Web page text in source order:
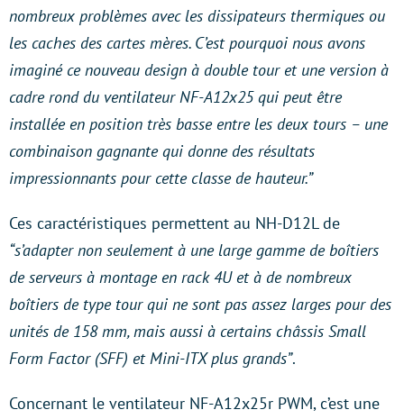
nombreux problèmes avec les dissipateurs thermiques ou
les caches des cartes mères. C’est pourquoi nous avons
imaginé ce nouveau design à double tour et une version à
cadre rond du ventilateur NF-A12x25 qui peut être
installée en position très basse entre les deux tours – une
combinaison gagnante qui donne des résultats
impressionnants pour cette classe de hauteur.”
Ces caractéristiques permettent au NH-D12L de
“s’adapter non seulement à une large gamme de boîtiers
de serveurs à montage en rack 4U et à de nombreux
boîtiers de type tour qui ne sont pas assez larges pour des
unités de 158 mm, mais aussi à certains châssis Small
Form Factor (SFF) et Mini-ITX plus grands”.
Concernant le ventilateur NF-A12x25r PWM, c’est une